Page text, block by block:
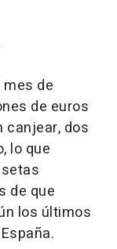
de
de euros
canjear, dos
lo que
de que
los últimos